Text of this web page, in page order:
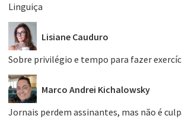
Linguiça
Lisiane Cauduro
Sobre privilégio e tempo para fazer
Marco Andrei Kichalowsky
Jornais perdem assinantes, mas não é